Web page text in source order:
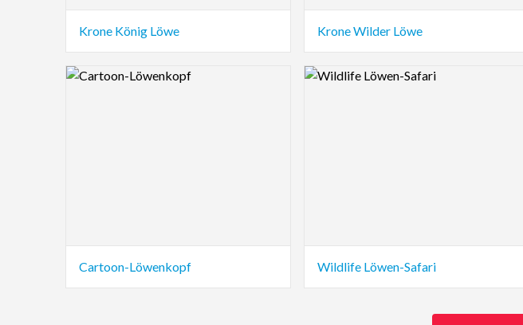
Krone König Löwe Krone Wilder Löwe
Logo Preview Image
Cartoon-Löwenkopf
Logo Preview Image
Wildlife Löwen-Safari